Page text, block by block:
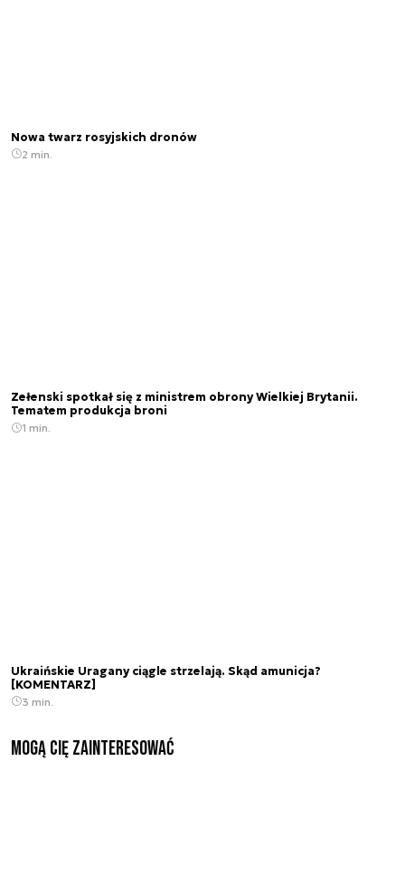
Nowa twarz rosyjskich dronów
2 min.
Zełenski spotkał się z ministrem obrony Wielkiej Brytanii.
Tematem produkcja broni
1 min.
Ukraińskie Uragany ciągle strzelają. Skąd amunicja?
[KOMENTARZ]
3 min.
Mogą Cię zainteresować